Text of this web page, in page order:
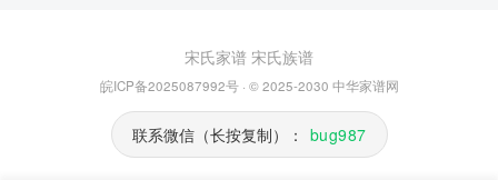
宋氏家谱 宋氏族谱
皖ICP备2025087992号· © 2025-2030 中华家谱网
联系微信（长按复制）： bug987